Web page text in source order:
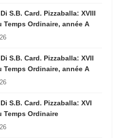
S.B. Card. Pizzaballa: XVIII
Temps Ordinaire, année A
S.B. Card. Pizzaballa: XVII
Temps Ordinaire, année A
S.B. Card. Pizzaballa: XVI
Temps Ordinaire